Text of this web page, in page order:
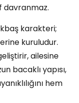
davranmaz.
karakteri;
kuruludur.
ailesine
bacaklı yapısı,
hem